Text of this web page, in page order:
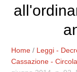
Home / Leggi -
Cassazione -